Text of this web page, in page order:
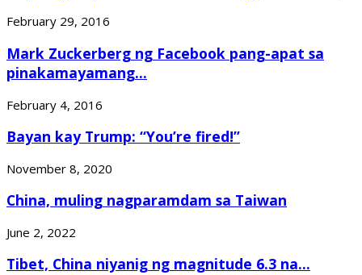
February 29, 2016
Mark Zuckerberg ng Facebook pang-apat sa
pinakamayamang...
February 4, 2016
Bayan kay Trump: “You’re fired!”
November 8, 2020
China, muling nagparamdam sa Taiwan
June 2, 2022
Tibet, China niyanig ng magnitude 6.3 na...